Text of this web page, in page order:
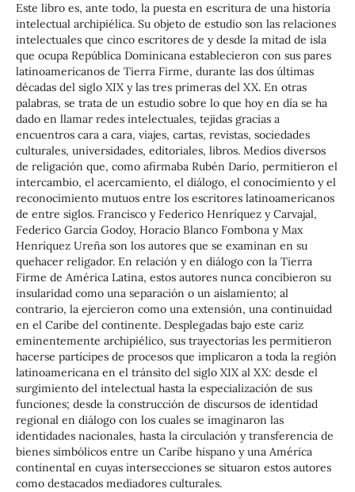
Este libro es, ante todo, la puesta en escritura de una historia
intelectual archipiélica. Su objeto de estudio son las relaciones
intelectuales que cinco escritores de y desde la mitad de isla
que ocupa República Dominicana establecieron con sus pares
latinoamericanos de Tierra Firme, durante las dos últimas
décadas del siglo XIX y las tres primeras del XX. En otras
palabras, se trata de un estudio sobre lo que hoy en día se ha
dado en llamar redes intelectuales, tejidas gracias a
encuentros cara a cara, viajes, cartas, revistas, sociedades
culturales, universidades, editoriales, libros. Medios diversos
de religación que, como afirmaba Rubén Darío, permitieron el
intercambio, el acercamiento, el diálogo, el conocimiento y el
reconocimiento mutuos entre los escritores latinoamericanos
de entre siglos. Francisco y Federico Henríquez y Carvajal,
Federico García Godoy, Horacio Blanco Fombona y Max
Henríquez Ureña son los autores que se examinan en su
quehacer religador. En relación y en diálogo con la Tierra
Firme de América Latina, estos autores nunca concibieron su
insularidad como una separación o un aislamiento; al
contrario, la ejercieron como una extensión, una continuidad
en el Caribe del continente. Desplegadas bajo este cariz
eminentemente archipiélico, sus trayectorias les permitieron
hacerse partícipes de procesos que implicaron a toda la región
latinoamericana en el tránsito del siglo XIX al XX: desde el
surgimiento del intelectual hasta la especialización de sus
funciones; desde la construcción de discursos de identidad
regional en diálogo con los cuales se imaginaron las
identidades nacionales, hasta la circulación y transferencia de
bienes simbólicos entre un Caribe hispano y una América
continental en cuyas intersecciones se situaron estos autores
como destacados mediadores culturales.